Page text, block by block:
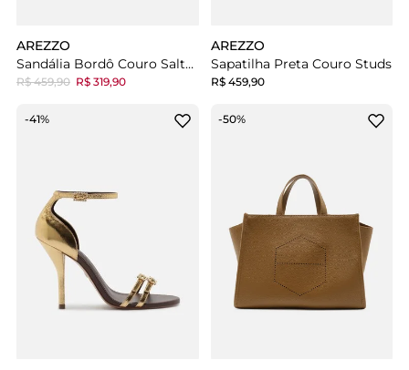
AREZZO
Sandália Bordô Couro Salto Fino Metais
R$ 459,90 R$ 319,90
AREZZO
Sapatilha Preta Couro Studs
R$ 459,90
-41% -50%